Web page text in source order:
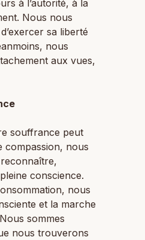
à l’autorité, à la
Nous nous
sa liberté
nous
aux vues,
souffrance peut
compassion, nous
conscience.
nous
et la marche
sommes
nous trouverons